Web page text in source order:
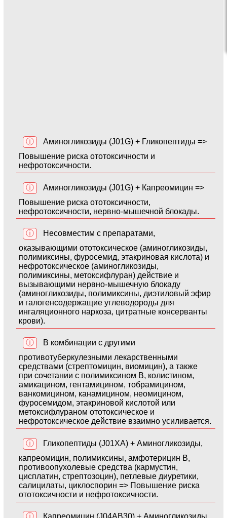
ⓘ
Аминогликозиды (J01G) + Гликопептиды =>
Повышение риска ототоксичности и
нефротоксичности.
ⓘ
Аминогликозиды (J01G) + Капреомицин =>
Повышение риска ототоксичности,
нефротоксичности, нервно-мышечной блокады.
ⓘ
Несовместим с препаратами,
оказывающими ототоксическое (аминогликозиды,
полимиксины, фуросемид, этакриновая кислота) и
нефротоксическое (аминогликозиды,
полимиксины, метоксифлуран) действие и
вызывающими нервно-мышечную блокаду
(аминогликозиды, полимиксины, диэтиловый эфир
и галогенсодержащие углеводороды для
ингаляционного наркоза, цитратные консерванты
крови).
ⓘ
В комбинации с другими
противотуберкулезными лекарственными
средствами (стрептомицин, виомицин), а также
при сочетании с полимиксином В, колистином,
амикацином, гентамицином, тобрамицином,
ванкомицином, канамицином, неомицином,
фуросемидом, этакриновой кислотой или
метоксифлураном ототоксическое и
нефротоксическое действие взаимно усиливается.
ⓘ
Гликопептиды (J01XA) + Аминогликозиды,
капреомицин, полимиксины, амфотерицин В,
противоопухолевые средства (кармустин,
цисплатин, стрептозоцин), петлевые диуретики,
салицилаты, циклоспорин => Повышение риска
ототоксичности и нефротоксичности.